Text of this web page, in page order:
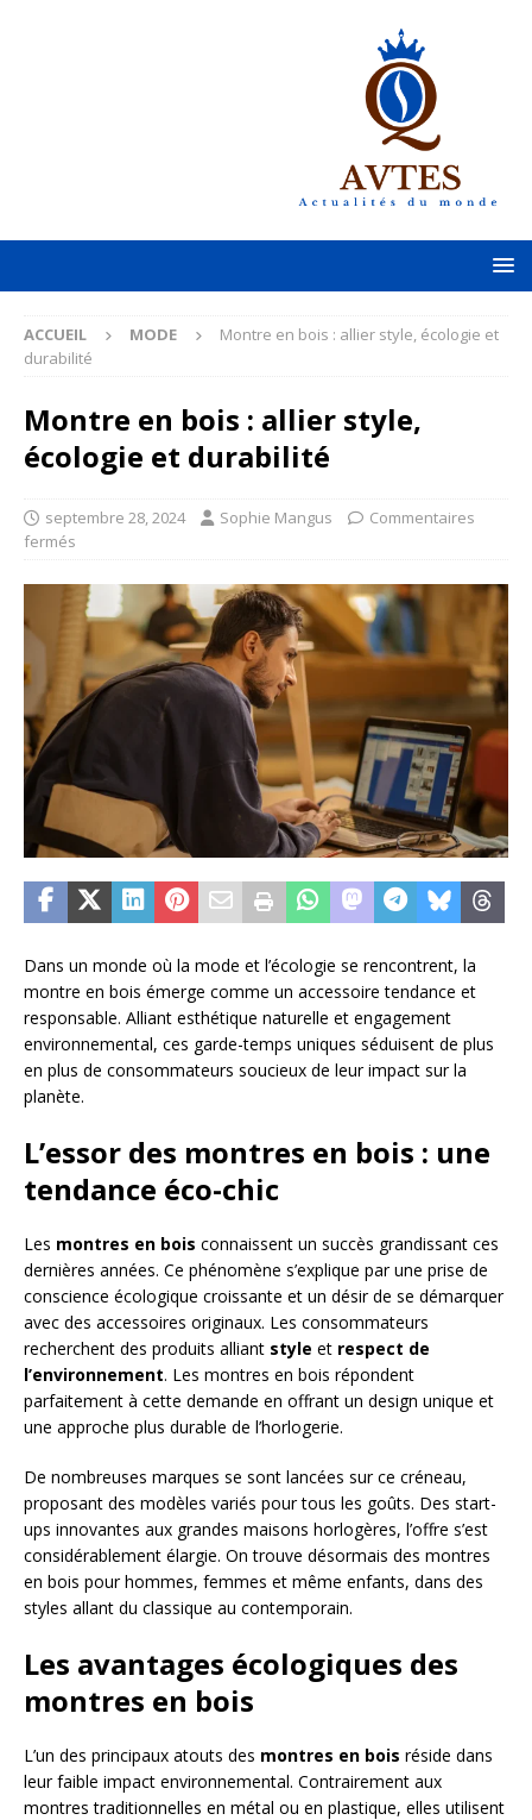
ACCUEIL MODE
Montre en bois : allier style, écologie et
durabilité
Montre en bois : allier style,
écologie et durabilité
septembre 28, 2024 Sophie Mangus
Commentaires
fermés
Dans un monde où la mode et l’écologie se rencontrent, la
montre en bois émerge comme un accessoire tendance et
responsable. Alliant esthétique naturelle et engagement
environnemental, ces garde-temps uniques séduisent de plus
en plus de consommateurs soucieux de leur impact sur la
planète.
L’essor des montres en bois : une
tendance éco-chic
Les montres en bois connaissent un succès grandissant ces
dernières années. Ce phénomène s’explique par une prise de
conscience écologique croissante et un désir de se démarquer
avec des accessoires originaux. Les consommateurs
recherchent des produits alliant style et respect de
l’environnement. Les montres en bois répondent
parfaitement à cette demande en offrant un design unique et
une approche plus durable de l’horlogerie.
De nombreuses marques se sont lancées sur ce créneau,
proposant des modèles variés pour tous les goûts. Des start-
ups innovantes aux grandes maisons horlogères, l’offre s’est
considérablement élargie. On trouve désormais des montres
en bois pour hommes, femmes et même enfants, dans des
styles allant du classique au contemporain.
Les avantages écologiques des
montres en bois
L’un des principaux atouts des montres en bois réside dans
leur faible impact environnemental. Contrairement aux
montres traditionnelles en métal ou en plastique, elles utilisent